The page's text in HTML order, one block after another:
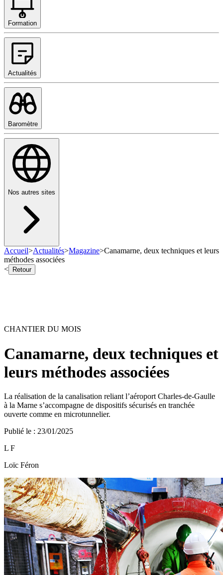
Formation
Actualités
Baromètre
Nos autres sites
Accueil>Actualités>Magazine>Canamarne, deux techniques et leurs
méthodes associées
<
Retour
CHANTIER DU MOIS
Canamarne, deux techniques et
leurs méthodes associées
La réalisation de la canalisation reliant l’aéroport Charles-de-Gaulle
à la Marne s’accompagne de dispositifs sécurisés en tranchée
ouverte comme en microtunnelier.
Publié le : 23/01/2025
L F
Loïc Féron